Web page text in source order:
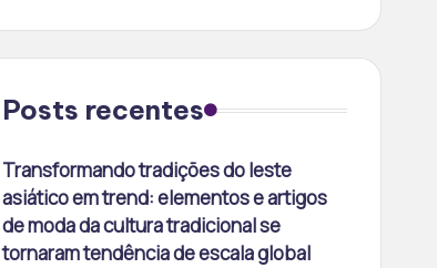
Posts recentes
Transformando tradições do leste
asiático em trend: elementos e artigos
de moda da cultura tradicional se
tornaram tendência de escala global